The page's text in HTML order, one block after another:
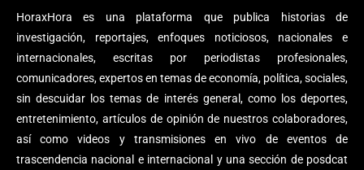
HoraxHora es una plataforma que publica historias de
investigación, reportajes, enfoques noticiosos, nacionales e
internacionales, escritas por periodistas profesionales,
comunicadores, expertos en temas de economía, política, sociales,
sin descuidar los temas de interés general, como los deportes,
entretenimiento, artículos de opinión de nuestros colaboradores,
así como videos y transmisiones en vivo de eventos de
trascendencia nacional e internacional y una sección de posdcat